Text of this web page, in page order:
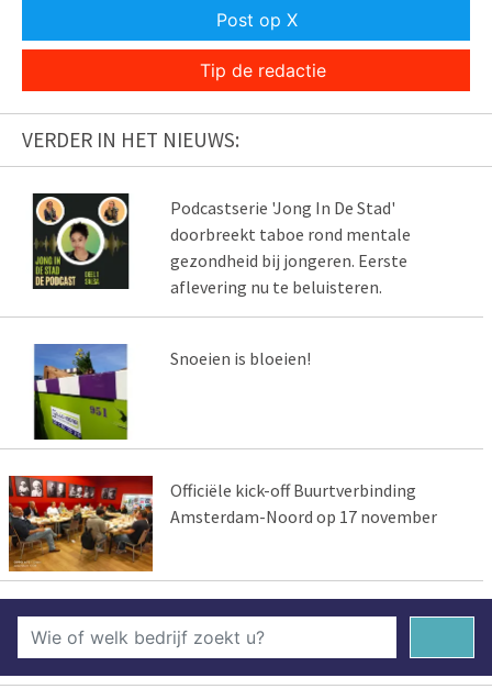
Post op X
Tip de redactie
VERDER IN HET NIEUWS:
Podcastserie 'Jong In De Stad'
doorbreekt taboe rond mentale
gezondheid bij jongeren. Eerste
aflevering nu te beluisteren.
Snoeien is bloeien!
Officiële kick-off Buurtverbinding
Amsterdam-Noord op 17 november